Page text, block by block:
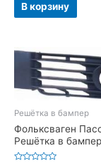
В корзину
Решётка в бампер
Фольксваген
Решётка в бампер